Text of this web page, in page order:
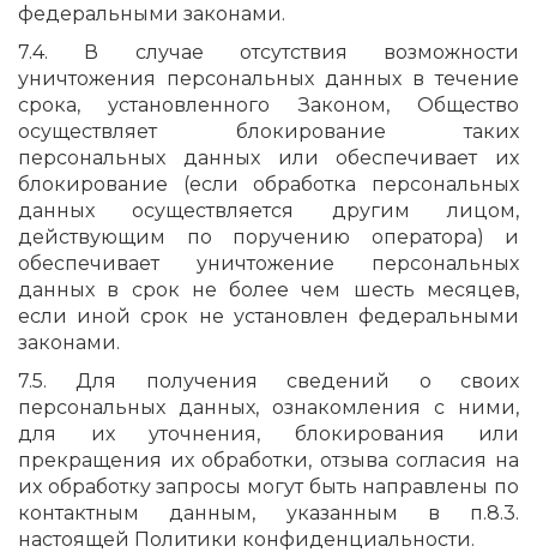
федеральными законами.
7.4. В случае отсутствия возможности
уничтожения персональных данных в течение
срока, установленного Законом, Общество
осуществляет блокирование таких
персональных данных или обеспечивает их
блокирование (если обработка персональных
данных осуществляется другим лицом,
действующим по поручению оператора) и
обеспечивает уничтожение персональных
данных в срок не более чем шесть месяцев,
если иной срок не установлен федеральными
законами.
7.5. Для получения сведений о своих
персональных данных, ознакомления с ними,
для их уточнения, блокирования или
прекращения их обработки, отзыва согласия на
их обработку запросы могут быть направлены по
контактным данным, указанным в п.8.3.
настоящей Политики конфиденциальности.